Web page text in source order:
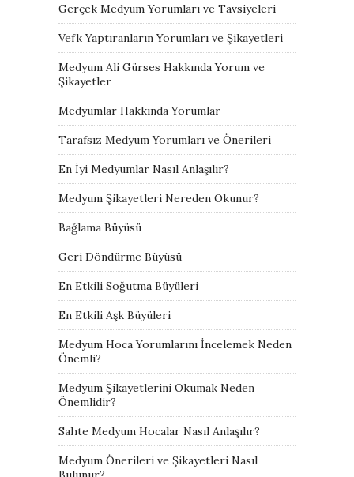
Gerçek Medyum Yorumları ve Tavsiyeleri
Vefk Yaptıranların Yorumları ve Şikayetleri
Medyum Ali Gürses Hakkında Yorum ve
Şikayetler
Medyumlar Hakkında Yorumlar
Tarafsız Medyum Yorumları ve Önerileri
En İyi Medyumlar Nasıl Anlaşılır?
Medyum Şikayetleri Nereden Okunur?
Bağlama Büyüsü
Geri Döndürme Büyüsü
En Etkili Soğutma Büyüleri
En Etkili Aşk Büyüleri
Medyum Hoca Yorumlarını İncelemek Neden
Önemli?
Medyum Şikayetlerini Okumak Neden
Önemlidir?
Sahte Medyum Hocalar Nasıl Anlaşılır?
Medyum Önerileri ve Şikayetleri Nasıl